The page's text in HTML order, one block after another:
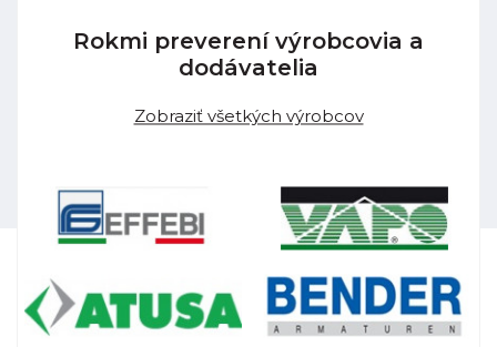
Rokmi preverení výrobcovia a
dodávatelia
Zobraziť všetkých výrobcov